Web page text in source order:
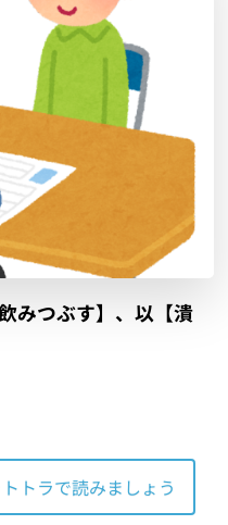
みつぶす】、以【潰
トラで読みましょう